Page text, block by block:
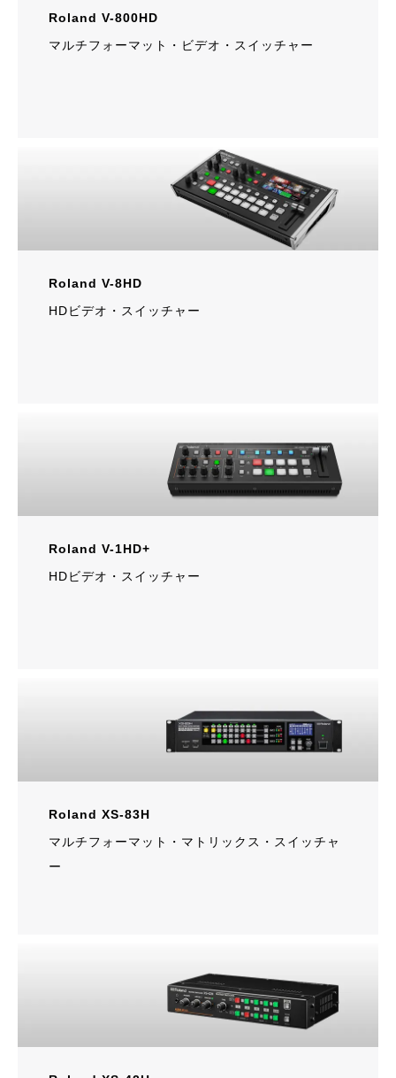
Roland V-800HD
マルチフォーマット・ビデオ・スイッチャー
Roland V-8HD
HDビデオ・スイッチャー
Roland V-1HD+
HDビデオ・スイッチャー
Roland XS-83H
マルチフォーマット・マトリックス・スイッチャ
ー